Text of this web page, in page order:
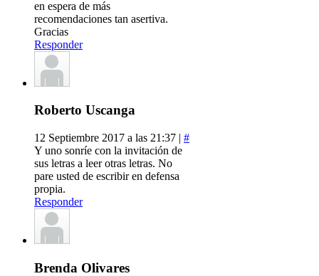
en espera de más
recomendaciones tan asertiva.
Gracias
Responder
Roberto Uscanga
12 Septiembre 2017 a las 21:37 | #
Y uno sonríe con la invitación de
sus letras a leer otras letras. No
pare usted de escribir en defensa
propia.
Responder
Brenda Olivares